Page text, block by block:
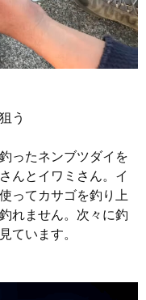
う
ったネンブツダイを
んとイワミさん。イ
ってカサゴを釣り上
れません。次々に釣
ています。